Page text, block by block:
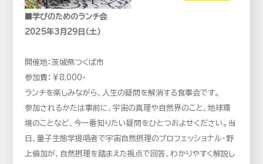
■学びのためのランチ会
2025年3月29日（土）
開催地：茨城県つくば市
参加費：￥8,000-
ランチを楽しみながら、人生の疑問を解消する食事会です。
参加されるかたは事前に、宇宙の真理や自然界のこと、地球環
境のことなど、今一番知りたい疑問をひとつおよせください。当
日、量子生態学提唱者で宇宙自然摂理のプロフェッショナル・野
上倫加が、自然摂理を踏まえた視点で回答、わかりやすく解説し